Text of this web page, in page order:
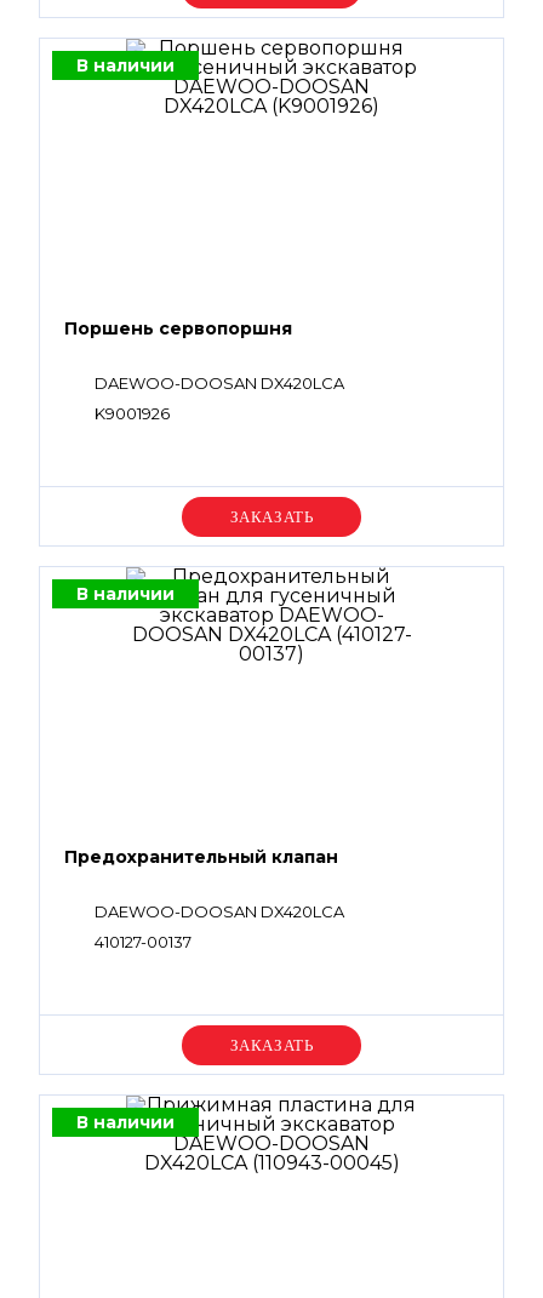
В наличии
Поршень сервопоршня
DAEWOO-DOOSAN DX420LCA
K9001926
Уточняйте цену
В наличии
Предохранительный клапан
DAEWOO-DOOSAN DX420LCA
410127-00137
Уточняйте цену
В наличии